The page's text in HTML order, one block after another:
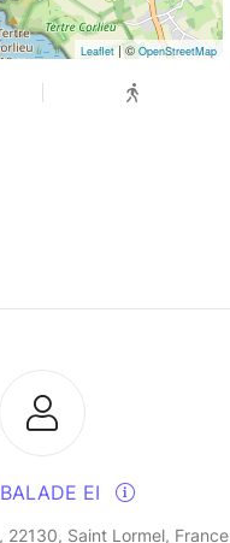
Leaflet | © OpenStreetMap
EI
22130, Saint Lormel, France